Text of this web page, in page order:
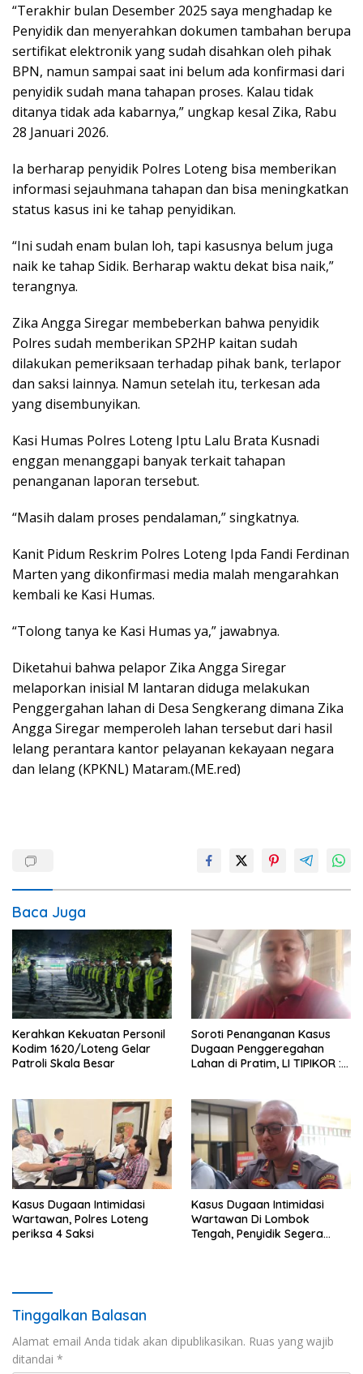
“Terakhir bulan Desember 2025 saya menghadap ke
Penyidik dan menyerahkan dokumen tambahan berupa
sertifikat elektronik yang sudah disahkan oleh pihak
BPN, namun sampai saat ini belum ada konfirmasi dari
penyidik sudah mana tahapan proses. Kalau tidak
ditanya tidak ada kabarnya,” ungkap kesal Zika, Rabu
28 Januari 2026.
Ia berharap penyidik Polres Loteng bisa memberikan
informasi sejauhmana tahapan dan bisa meningkatkan
status kasus ini ke tahap penyidikan.
“Ini sudah enam bulan loh, tapi kasusnya belum juga
naik ke tahap Sidik. Berharap waktu dekat bisa naik,”
terangnya.
Zika Angga Siregar membeberkan bahwa penyidik
Polres sudah memberikan SP2HP kaitan sudah
dilakukan pemeriksaan terhadap pihak bank, terlapor
dan saksi lainnya. Namun setelah itu, terkesan ada
yang disembunyikan.
Kasi Humas Polres Loteng Iptu Lalu Brata Kusnadi
enggan menanggapi banyak terkait tahapan
penanganan laporan tersebut.
“Masih dalam proses pendalaman,” singkatnya.
Kanit Pidum Reskrim Polres Loteng Ipda Fandi Ferdinan
Marten yang dikonfirmasi media malah mengarahkan
kembali ke Kasi Humas.
“Tolong tanya ke Kasi Humas ya,” jawabnya.
Diketahui bahwa pelapor Zika Angga Siregar
melaporkan inisial M lantaran diduga melakukan
Penggergahan lahan di Desa Sengkerang dimana Zika
Angga Siregar memperoleh lahan tersebut dari hasil
lelang perantara kantor pelayanan kekayaan negara
dan lelang (KPKNL) Mataram.(ME.red)
Baca Juga
Kerahkan Kekuatan Personil
Kodim 1620/Loteng Gelar
Patroli Skala Besar
Soroti Penanganan Kasus
Dugaan Penggeregahan
Lahan di Pratim, LI TIPIKOR :
Kasus Dugaan Intimidasi
Wartawan, Polres Loteng
periksa 4 Saksi
Kasus Dugaan Intimidasi
Wartawan Di Lombok
Tengah, Penyidik Segera
Tinggalkan Balasan
Alamat email Anda tidak akan dipublikasikan. Ruas yang wajib
ditandai *